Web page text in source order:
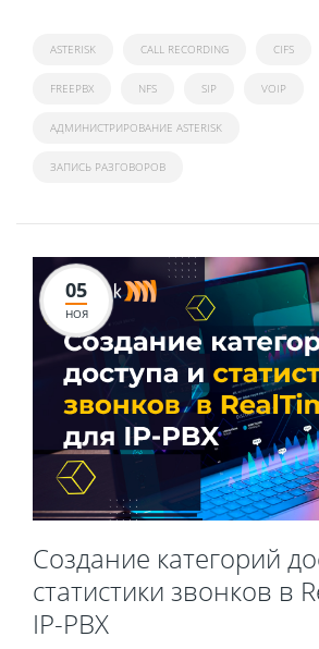
ASTERISK CALL RECORDING CIFS
FREEPBX NFS SIP VOIP
АДМИНИСТРИРОВАНИЕ ASTERISK
ЗАПИСЬ РАЗГОВОРОВ
05
НОЯ
Создание категорий
статистики звонков в
IP-PBX